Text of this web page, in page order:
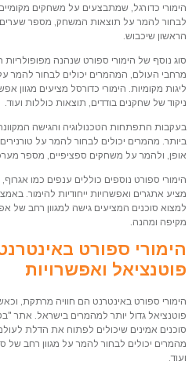
הימורי כדורגל, שמתבצעים על משחקים
לבחור להמר על תוצאות המשחק, מספר שערים,
הראשון שיכבוש.
סוג נוסף של הימורי ספורט שנהנה מפופולריות
ליגות מקומיות. הימורי כדורסל מציעים מגוון
ניקוד של שחקנים בודדים, תוצאות כוללות ועוד.
בעקבות התפתחות הטכנולוגיה והגישה
ביותר. מהמרים יכולים לבחור להמר על טורנירים
אופן, ולהמר על משחקים ספציפיים, מספר
הימורי ספורט נוספים כוללים ענפים כמו
מציע אתגרים ואפשרויות ייחודיות להימור.
למצוא סוכנים המציעים גישה למגוון רחב של
מקיפה ומהנה.
הימורי ספורט
פוטנציאל ואפשרויות
הימורי ספורט באינטרנט הם חוויה מרתקת,
פוטנציאל גדול יותר למהמרים בישראל. אתר
סוכנים אמינים שיכולים לפתוח את הדלת
מהמרים יכולים לבחור להמר על מגוון רחב של
ועוד.